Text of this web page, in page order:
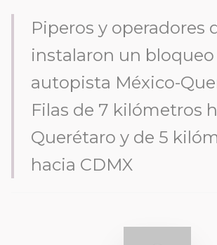
Piperos y operadores
instalaron un bloqueo
autopista México-
Filas de 7 kilómetros
Querétaro y de 5
hacia CDMX